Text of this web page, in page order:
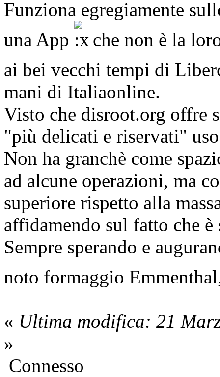
Funziona egregiamente
una App
che non è la
ai bei vecchi tempi di
mani di Italiaonline.
Visto che disroot.org offre
"più delicati e riservati"
Non ha granchè come
ad alcune operazioni, ma
superiore rispetto alla
affidamendo sul fatto che è
Sempre sperando e
noto formaggio
« Ultima modifica: 21
»
Connesso